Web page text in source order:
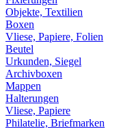
Objekte, Textilien
Boxen
Vliese, Papiere, Folien
Beutel
Urkunden, Siegel
Archivboxen
Mappen
Halterungen
Vliese, Papiere
Philatelie, Briefmarken